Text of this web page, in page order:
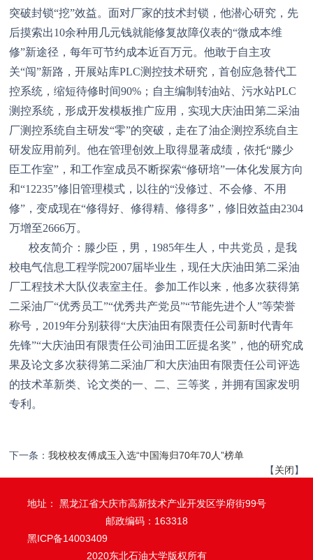
突破封锁“挖”效益。面对厂家的技术封锁，他潜心研究，先
后摸索出10余种用几元钱就能修复故障仪表的“微成本维
修”新途径，每年可节约成本近百万元。他敢于自主攻
关“闯”新路，开展站库PLC测控技术研究，首创应急替代工
控系统，缩短待修时间90%；自主编制转油站、污水站PLC
测控系统，形成开发模板推广应用，实现大庆油田第二采油
厂测控系统自主研发“零”的突破，走在了油企测控系统自主
研发应用前列。他在管理创效上取得显著成绩，依托“滕少
臣工作室”，和工作室成员不断探索“修研培”一体化发展方向
和“12235”修旧管理模式，以往的“没修过、不会修、不用
修”，变成现在“修得好、修得精、修得多”，修旧效益由2304
万增至2666万。
校友简介：滕少臣，男， 1985年生人，中共党员，是我
校电气信息工程学院2007届毕业生，现任大庆油田第二采油
厂工程技术大队仪表室主任。参加工作以来，他多次获得第
二采油厂“优秀员工”“优秀共产党员”“节能先进个人”等荣誉
称号，2019年分别获得“大庆油田有限责任公司新时代青年
先锋”“大庆油田有限责任公司油田工匠提名奖”，他的研究成
果及论文多次获得第二采油厂和大庆油田有限责任公司评选
的技术革新类、论文类的一、二、三等奖，并拥有国家发明
专利。
下一条：我校校友傅成玉入选“中国海归70年70人”榜单
【关闭】
地址： 黑龙江省大庆市高新技术产业开发区学府街99号
邮政编码：163318
黑ICP备14003409
2020东北石油大学版权所有